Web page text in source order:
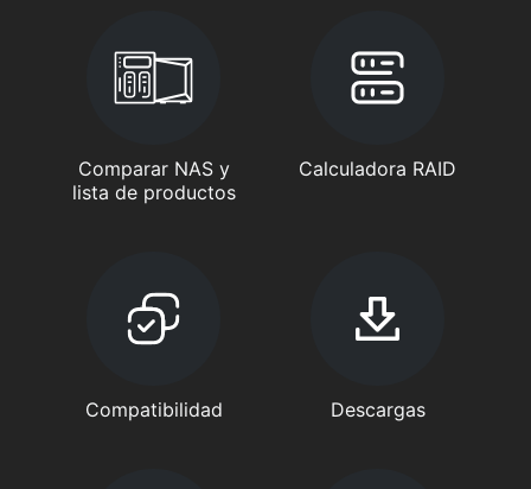
Comparar NAS y
lista de productos
Calculadora RAID
Compatibilidad Descargas